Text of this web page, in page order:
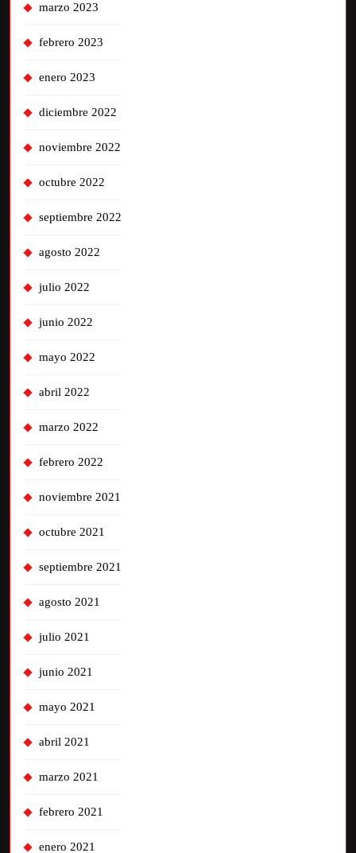
marzo 2023
febrero 2023
enero 2023
diciembre 2022
noviembre 2022
octubre 2022
septiembre 2022
agosto 2022
julio 2022
junio 2022
mayo 2022
abril 2022
marzo 2022
febrero 2022
noviembre 2021
octubre 2021
septiembre 2021
agosto 2021
julio 2021
junio 2021
mayo 2021
abril 2021
marzo 2021
febrero 2021
enero 2021